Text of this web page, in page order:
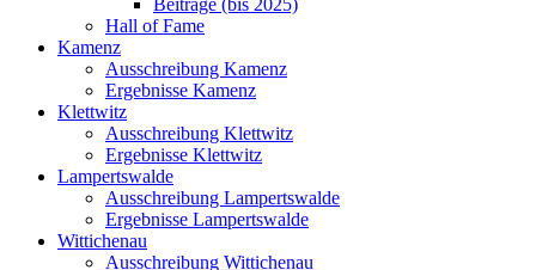
Hall of Fame
Kamenz
Ausschreibung Kamenz
Ergebnisse Kamenz
Klettwitz
Ausschreibung Klettwitz
Ergebnisse Klettwitz
Lampertswalde
Ausschreibung Lampertswalde
Ergebnisse Lampertswalde
Wittichenau
Ausschreibung Wittichenau